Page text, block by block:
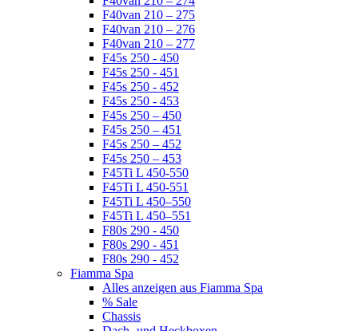
F40van 210 – 275
F40van 210 – 276
F40van 210 – 277
F45s 250 - 450
F45s 250 - 451
F45s 250 - 452
F45s 250 - 453
F45s 250 – 450
F45s 250 – 451
F45s 250 – 452
F45s 250 – 453
F45Ti L 450-550
F45Ti L 450-551
F45Ti L 450–550
F45Ti L 450–551
F80s 290 - 450
F80s 290 - 451
F80s 290 - 452
Fiamma Spa
Alles anzeigen aus Fiamma Spa
% Sale
Chassis